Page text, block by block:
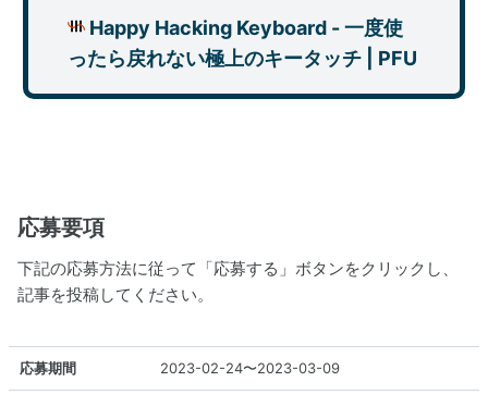
Happy Hacking Keyboard - 一度使
ったら戻れない極上のキータッチ | PFU
応募要項
下記の応募方法に従って「応募する」ボタンをクリックし、
記事を投稿してください。
応募期間 2023-02-24〜2023-03-09